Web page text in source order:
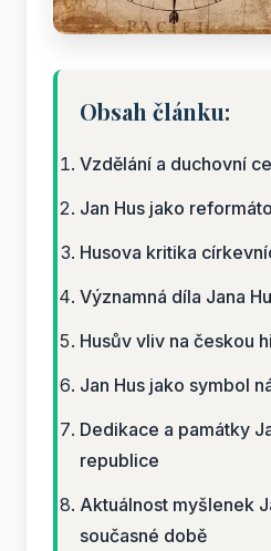
Obsah článku:
Vzdělání a duchovní
Jan Hus jako
Husova kritika
Významná díla Jana
Husův vliv na českou
Jan Hus jako symbol
Dedikace a památky
republice
Aktuálnost myšlenek
současné době